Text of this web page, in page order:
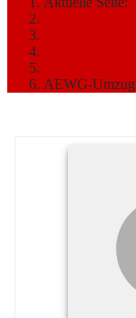
AEWG-Umzug